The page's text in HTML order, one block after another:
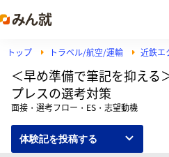
トップ トラベル/航空/運輸 近鉄エ
＜早め準備で筆記を抑える
プレスの選考対策
面接・選考フロー・ES・志望動機
体験記を投稿する